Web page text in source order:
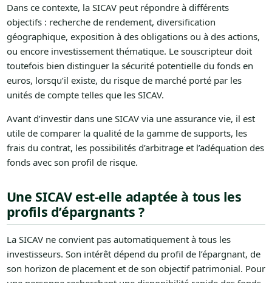
Dans ce contexte, la SICAV peut répondre à différents
objectifs : recherche de rendement, diversification
géographique, exposition à des obligations ou à des actions,
ou encore investissement thématique. Le souscripteur doit
toutefois bien distinguer la sécurité potentielle du fonds en
euros, lorsqu’il existe, du risque de marché porté par les
unités de compte telles que les SICAV.
Avant d’investir dans une SICAV via une assurance vie, il est
utile de comparer la qualité de la gamme de supports, les
frais du contrat, les possibilités d’arbitrage et l’adéquation des
fonds avec son profil de risque.
Une SICAV est-elle adaptée à tous les
profils d’épargnants ?
La SICAV ne convient pas automatiquement à tous les
investisseurs. Son intérêt dépend du profil de l’épargnant, de
son horizon de placement et de son objectif patrimonial. Pour